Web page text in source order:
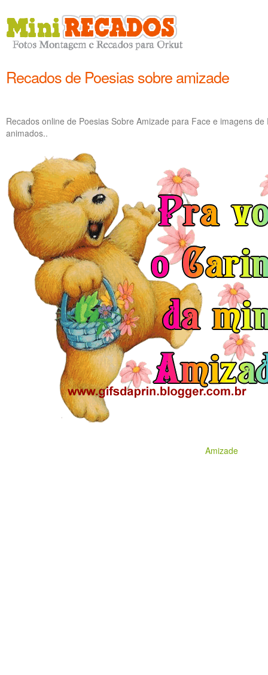
Recados de Poesias sobre amizade
Recados online de Poesias Sobre Amizade para Face e imagens
animados..
Amizade